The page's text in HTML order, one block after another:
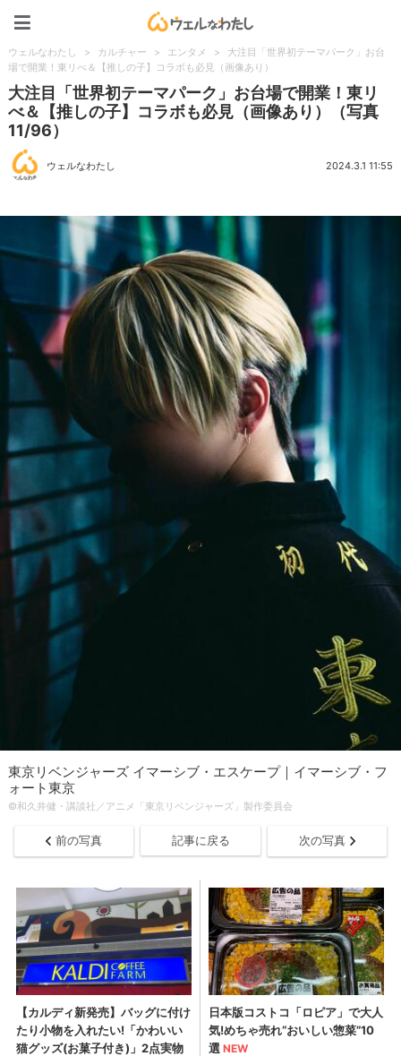
ウェルなわたし > カルチャー > エンタメ >
大注目「世界初テーマパーク」お台
場で開業！東リべ＆【推しの子】コラボも必見（画像あり）
大注目「世界初テーマパーク」お台場で開業！東リ
べ＆【推しの子】コラボも必見（画像あり）（写真
11/96）
ウェルなわたし 2024.3.1 11:55
東京リベンジャーズ イマーシブ・エスケープ｜イマーシブ・フ
ォート東京
©和久井健・講談社／アニメ「東京リベンジャーズ」製作委員会
前の写真 記事に戻る 次の写真